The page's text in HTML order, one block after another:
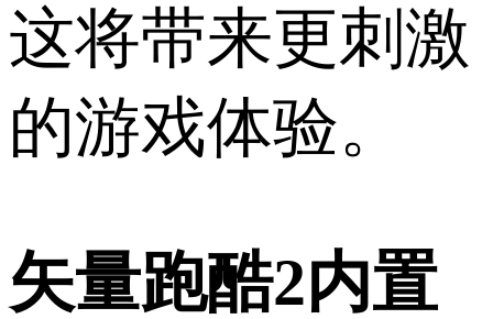
这将带来更刺激
的游戏体验。
矢量跑酷2内置